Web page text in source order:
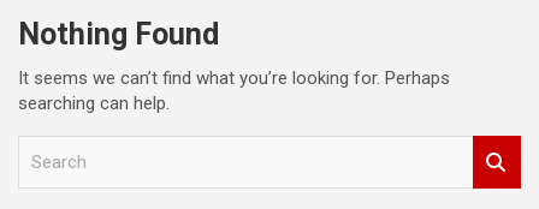
Nothing Found
It seems we can’t find what you’re looking for. Perhaps
searching can help.